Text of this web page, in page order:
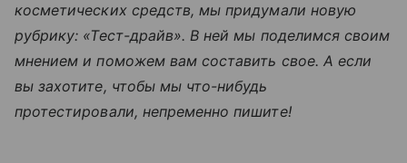
косметических средств, мы придумали новую
рубрику: «Тест-драйв». В ней мы поделимся своим
мнением и поможем вам составить свое. А если
вы захотите, чтобы мы что-нибудь
протестировали, непременно пишите!